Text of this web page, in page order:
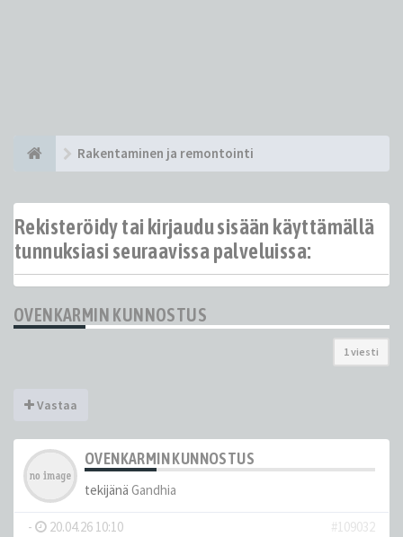
Rakentaminen ja remontointi
Rekisteröidy tai kirjaudu sisään käyttämällä
tunnuksiasi seuraavissa palveluissa:
OVENKARMIN KUNNOSTUS
1 viesti
Vastaa
OVENKARMIN KUNNOSTUS
tekijänä Gandhia
- 20.04.26 10:10
#109032